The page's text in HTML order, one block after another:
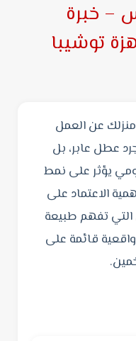
– خبرة
توشيبا
عن العمل
عطل عابر، بل
يؤثر على نمط
الاعتماد على
التي تفهم طبيعة
قائمة على